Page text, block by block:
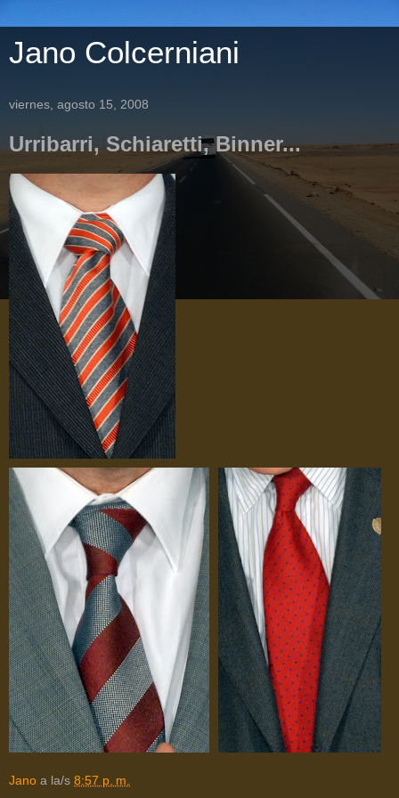
Jano Colcerniani
viernes, agosto 15, 2008
Urribarri, Schiaretti, Binner...
Jano a la/s 8:57 p. m.